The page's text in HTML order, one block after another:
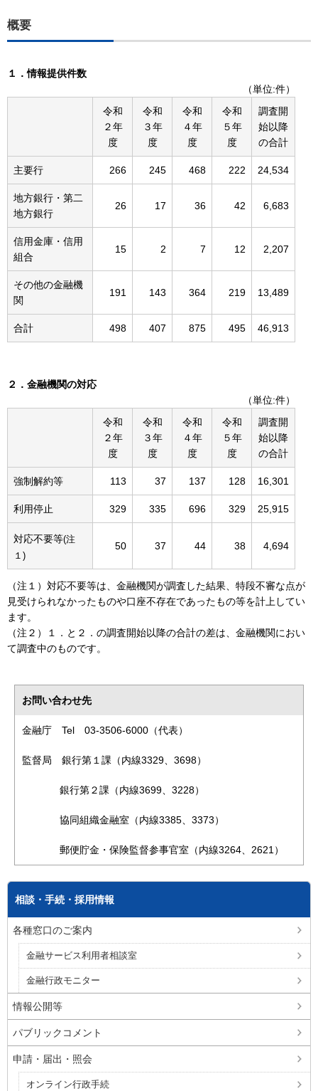
概要
１．情報提供件数
（単位:件）
令和
２年
度
令和
３年
度
令和
４年
度
令和
５年
度
調査開
始以降
の合計
主要行 266 245 468 222 24,534
地方銀行・第二
地方銀行
26 17 36 42 6,683
信用金庫・信用
組合
15 2 7 12 2,207
その他の金融機
関
191 143 364 219 13,489
合計 498 407 875 495 46,913
２．金融機関の対応
（単位:件）
令和
２年
度
令和
３年
度
令和
４年
度
令和
５年
度
調査開
始以降
の合計
強制解約等 113 37 137 128 16,301
利用停止 329 335 696 329 25,915
対応不要等(注
１)
50 37 44 38 4,694
（注１）対応不要等は、金融機関が調査した結果、特段不審な点が
見受けられなかったものや口座不存在であったもの等を計上してい
ます。
（注２）１．と２．の調査開始以降の合計の差は、金融機関におい
て調査中のものです。
お問い合わせ先
金融庁 Tel 03-3506-6000（代表）
監督局 銀行第１課（内線3329、3698）
銀行第２課（内線3699、3228）
協同組織金融室（内線3385、3373）
郵便貯金・保険監督参事官室（内線3264、2621）
相談・手続・採用情報
各種窓口のご案内
金融サービス利用者相談室
金融行政モニター
情報公開等
パブリックコメント
申請・届出・照会
オンライン行政手続